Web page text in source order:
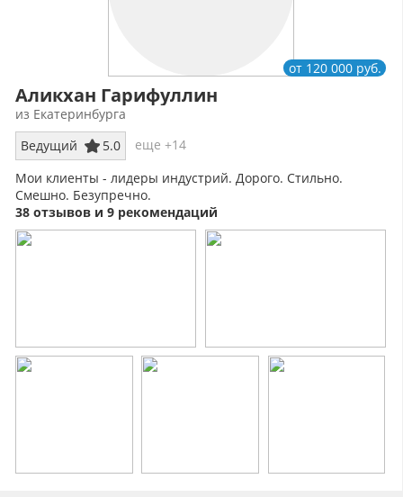
Аликхан Гарифуллин
от 120 000 руб.
из Екатеринбурга
Ведущий
5.0
еще +14
Мои клиенты - лидеры индустрий. Дорого. Стильно.
Смешно. Безупречно.
38 отзывов и 9 рекомендаций